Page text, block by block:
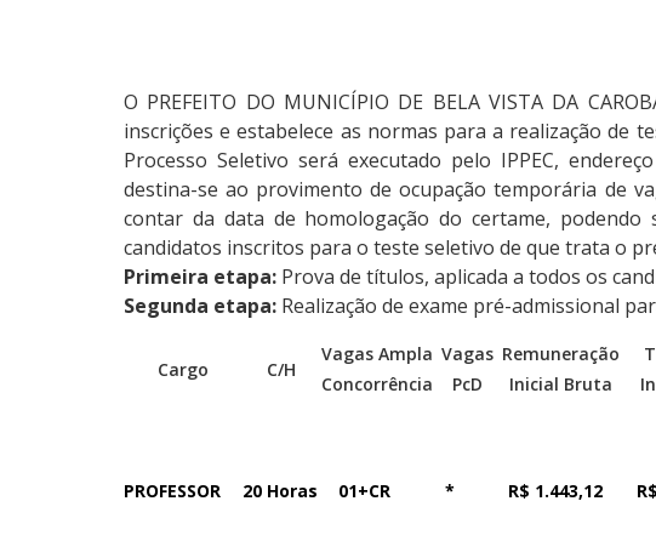
O PREFEITO DO MUNICÍPIO DE BELA VISTA DA
inscrições e estabelece as normas para a realização de
Processo Seletivo será executado pelo IPPEC,
destina-se ao provimento de ocupação temporária de
contar da data de homologação do certame,
candidatos inscritos para o teste seletivo de que trata o
Primeira etapa: Prova de títulos, aplicada a todos os
Segunda etapa: Realização de exame pré-admissional
Cargo C/H
Vagas Ampla
Concorrência
Vagas
PcD
Remuneração
Inicial Bruta
PROFESSOR 20 Horas 01+CR * R$ 1.443,12